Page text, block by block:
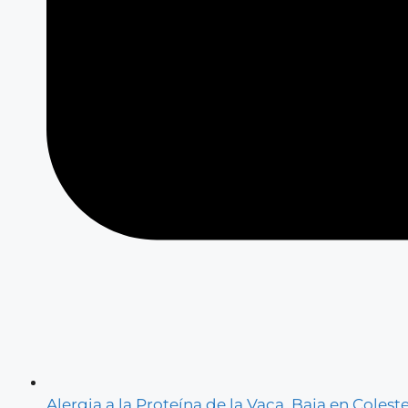
Alergia a la Proteína de la Vaca, Baja en